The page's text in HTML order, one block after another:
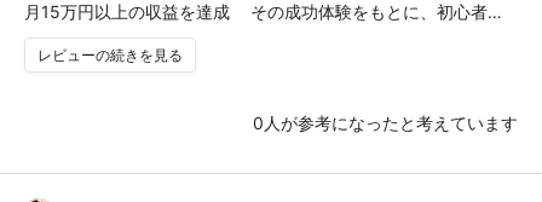
月15万円以上の収益を達成❗️その成功体験をもとに、初心者…
レビューの続きを見る
0人が参考になったと考えています